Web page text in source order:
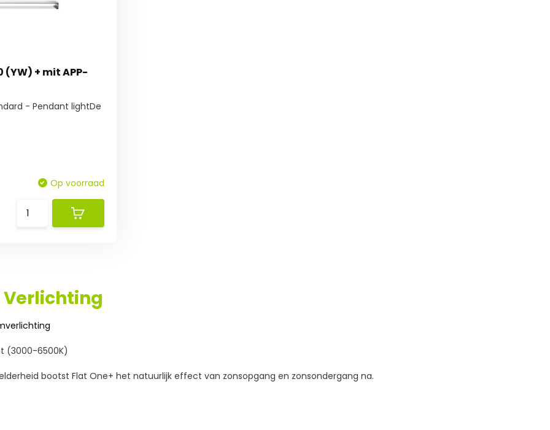
(YW) + mit APP-
- Pendant lightDe
Op voorraad
Verlichting
(3000-6500K)
bootst Flat One+ het natuurlijk effect van zonsopgang en zonsondergang na.